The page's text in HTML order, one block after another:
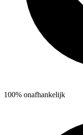
100% onafhankelijk